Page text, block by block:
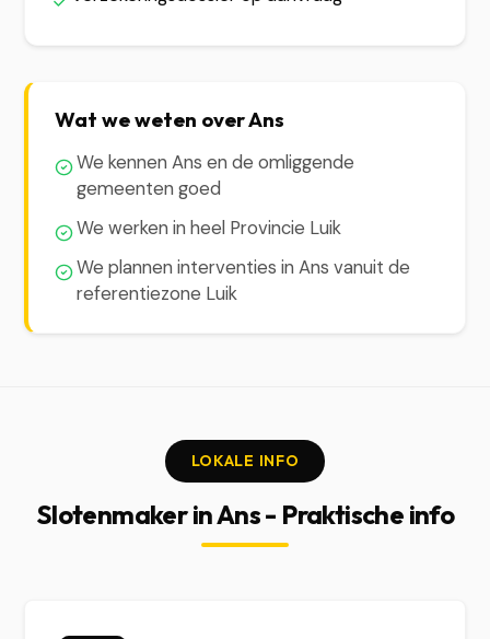
Wat we weten over Ans
We kennen Ans en de omliggende
gemeenten goed
We werken in heel Provincie Luik
We plannen interventies in Ans vanuit de
referentiezone Luik
LOKALE INFO
Slotenmaker in Ans - Praktische info